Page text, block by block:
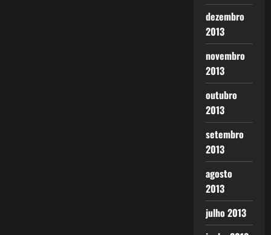
dezembro
2013
novembro
2013
outubro
2013
setembro
2013
agosto
2013
julho 2013